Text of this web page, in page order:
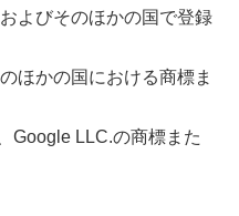
よびそのほかの国で登録
ほかの国における商標ま
Google LLC.の商標また